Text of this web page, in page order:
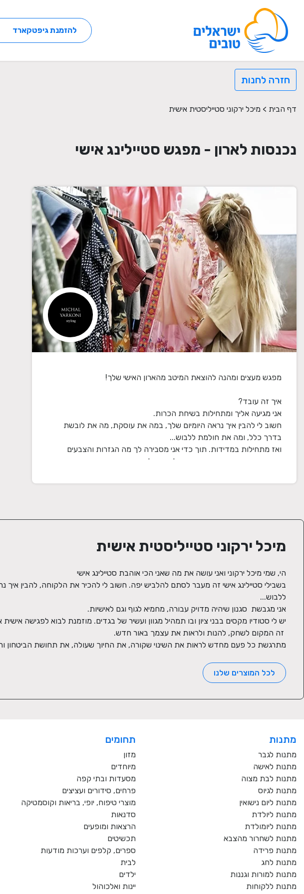
להזמנת גיפטקארד
חזרה לחנות
דף הבית > מיכל ירקוני סטייליסטית אישית
נכנסות לארון - מפגש סטיילינג אישי
חשוב לי להבין איך נראה היומיום שלך, במה את עוסקת, מה את לובשת
ואז מתחילות במדידות. תוך כדי אני מסבירה לך מה הגזרות והצבעים
המחמיאים, מה עובד עם מה ואיך ליצור שילובים חדשים ומרגשים מהבגדים
מיכל ירקוני סטייליסטית אישית
מתרגשת כל פעם מחדש לראות את השינוי שקורה, את החיוך שעולה, את תחושת הביטחון
לכל המוצרים שלנו
מתנות
מתנות לגבר
מתנות לאישה
מתנות לבת מצוה
מתנות לגיוס
מתנות ליום נישואין
מתנות ליולדת
מתנות ליומולדת
מתנות לשחרור מהצבא
מתנות פרידה
מתנות לחג
מתנות למורות וגננות
מתנות ללקוחות
תחומים
מזון
מיוחדים
מסעדות ובתי קפה
פרחים, סידורים ועציצים
מוצרי טיפוח, יופי, בריאות וקוסמטיקה
סדנאות
הרצאות ומופעים
תכשיטים
ספרים, קלפים וערכות מודעות
לבית
ילדים
יינות ואלכוהול